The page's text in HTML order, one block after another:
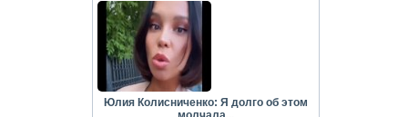
Юлия Колисниченко: Я долго об этом